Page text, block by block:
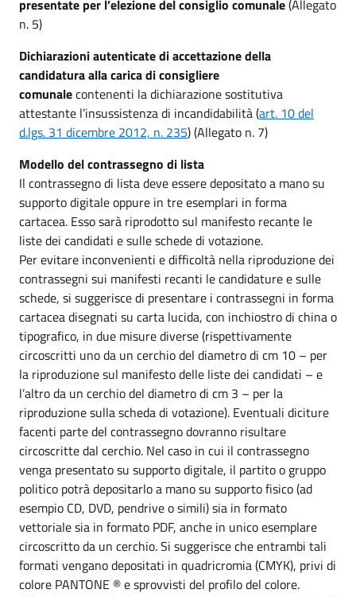
presentate per l’elezione del consiglio comunale(Allegato
n. 5)
Dichiarazioni autenticate di accettazione della
candidatura alla carica di consigliere
comunalecontenenti la dichiarazione sostitutiva
attestante l’insussistenza di incandidabilità (art. 10 del
d.lgs. 31 dicembre 2012, n. 235) (Allegato n. 7)
Modello del contrassegno di lista
Il contrassegno di lista deve essere depositato a mano su
supporto digitale oppure in tre esemplari in forma
cartacea. Esso sarà riprodotto sul manifesto recante le
liste dei candidati e sulle schede di votazione.
Per evitare inconvenienti e difficoltà nella riproduzione dei
contrassegni sui manifesti recanti le candidature e sulle
schede, si suggerisce di presentare i contrassegni in forma
cartacea disegnati su carta lucida, con inchiostro di china o
tipografico, in due misure diverse (rispettivamente
circoscritti uno da un cerchio del diametro di cm 10 – per
la riproduzione sul manifesto delle liste dei candidati – e
l’altro da un cerchio del diametro di cm 3 – per la
riproduzione sulla scheda di votazione). Eventuali diciture
facenti parte del contrassegno dovranno risultare
circoscritte dal cerchio. Nel caso in cui il contrassegno
venga presentato su supporto digitale, il partito o gruppo
politico potrà depositarlo a mano su supporto fisico (ad
esempio CD, DVD, pendrive o simili) sia in formato
vettoriale sia in formato PDF, anche in unico esemplare
circoscritto da un cerchio. Si suggerisce che entrambi tali
formati vengano depositati in quadricromia (CMYK), privi di
colore PANTONE ® e sprovvisti del profilo del colore.